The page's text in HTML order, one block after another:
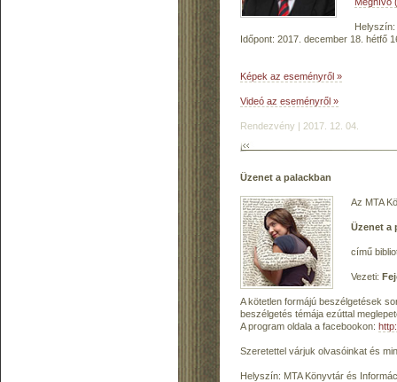
Helyszín:
Időpont: 2017. december 18. hétfő
Képek az eseményről »
Videó az eseményről »
Rendezvény | 2017. 12. 04.
Üzenet a palackban
Az MTA
Üzenet a
című
Vezeti:
A kötetlen formájú beszélgetések
beszélgetés témája ezúttal
A program oldala a facebookon:
Szeretettel várjuk olvasóinkat és
Helyszín: MTA Könyvtár és